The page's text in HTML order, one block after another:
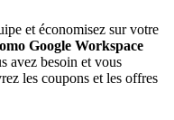
et économisez sur votre
Google Workspace
avez besoin et vous
les coupons et les offres